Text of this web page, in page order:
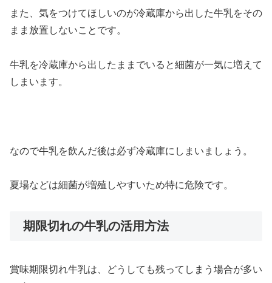
また、気をつけてほしいのが冷蔵庫から出した牛乳をその
まま放置しないことです。
牛乳を冷蔵庫から出したままでいると細菌が一気に増えて
しまいます。
なので牛乳を飲んだ後は必ず冷蔵庫にしまいましょう。
夏場などは細菌が増殖しやすいため特に危険です。
期限切れの牛乳の活用方法
賞味期限切れ牛乳は、どうしても残ってしまう場合が多い